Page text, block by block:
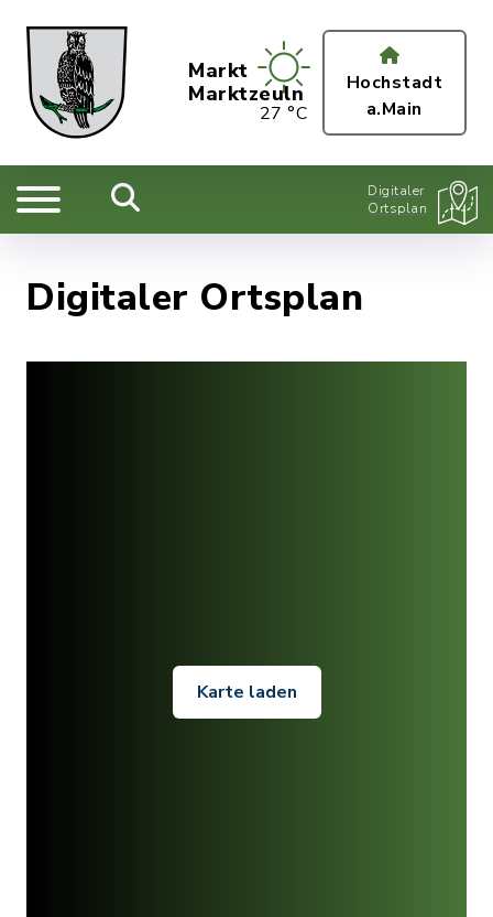
Markt
Marktzeuln
27 °C
Hochstadt
a.Main
Digitaler
Ortsplan
Digitaler Ortsplan
Karte laden